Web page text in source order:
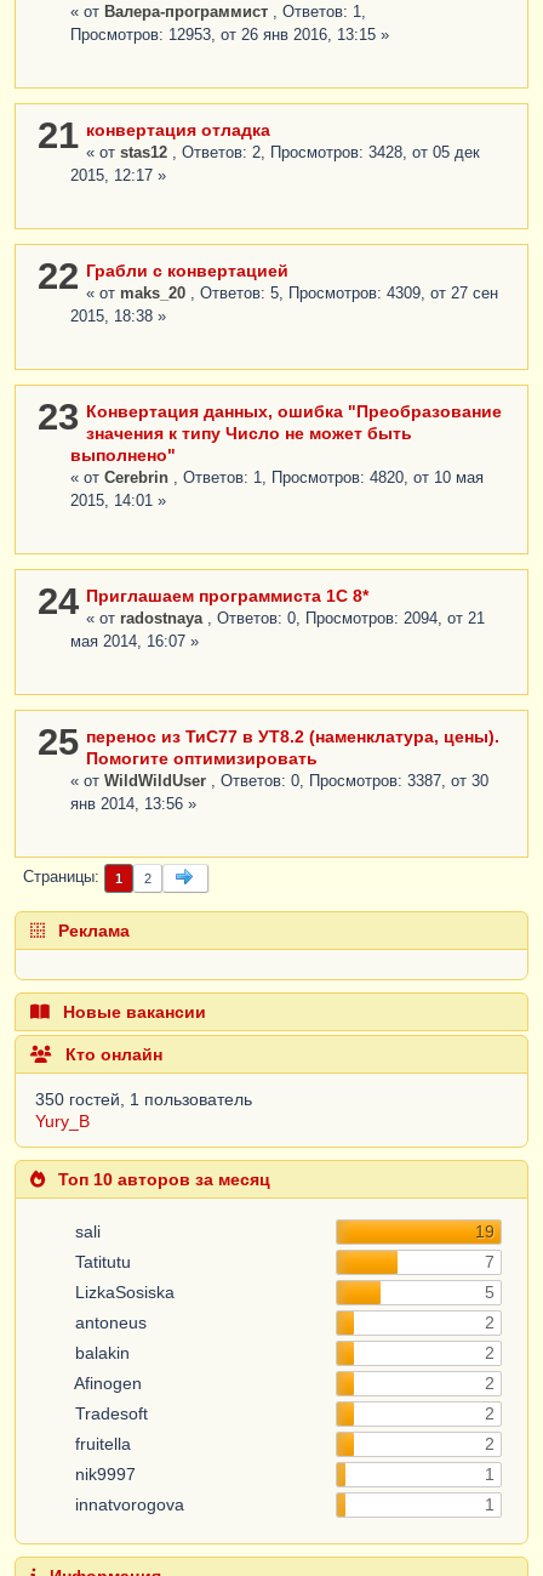
« от Валера-программист
, Ответов: 1,
Просмотров: 12953, от 26 янв 2016, 13:15 »
21 конвертация отладка
« от stas12
, Ответов: 2, Просмотров: 3428, от 05 дек
2015, 12:17 »
22 Грабли с конвертацией
« от maks_20
, Ответов: 5, Просмотров: 4309, от 27 сен
2015, 18:38 »
23 Конвертация данных, ошибка "Преобразование
значения к типу Число не может быть
выполнено"
« от Cerebrin
, Ответов: 1, Просмотров: 4820, от 10 мая
2015, 14:01 »
24 Приглашаем программиста 1С 8*
« от radostnaya
, Ответов: 0, Просмотров: 2094, от 21
мая 2014, 16:07 »
25 перенос из ТиС77 в УТ8.2 (наменклатура, цены).
Помогите оптимизировать
« от WildWildUser
, Ответов: 0, Просмотров: 3387, от 30
янв 2014, 13:56 »
Страницы 1 2
Реклама
Новые вакансии
Кто онлайн
350 гостей, 1 пользователь
Yury_B
Топ 10 авторов за месяц
sali
19
Tatitutu
7
LizkaSosiska
5
antoneus
2
balakin
2
Afinogen
2
Tradesoft
2
fruitella
2
nik9997
1
innatvorogova
1